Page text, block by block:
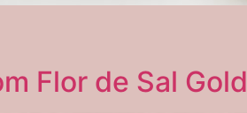
Flor de Sal Gold